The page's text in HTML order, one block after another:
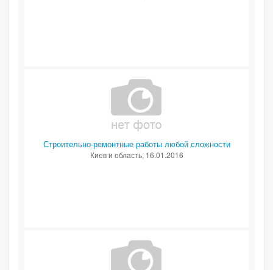
Строительно-ремонтные работы любой сложности
Киев и область, 16.01.2016